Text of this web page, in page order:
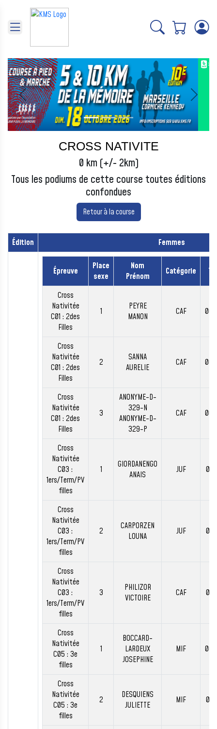
Précédent Suivant
CROSS NATIVITE
0 km (+/- 2km)
Tous les podiums de cette course toutes éditions
confondues
Retour à la course
Édition Femmes
Épreuve
Place
sexe
Nom
Prénom
Catégorie
Cross
Nativitée
C01 : 2des
Filles
1
PEYRE
MANON
CAF
Cross
Nativitée
C01 : 2des
Filles
2
SANNA
AURELIE
CAF
Cross
Nativitée
C01 : 2des
Filles
3
ANONYME-D-
329-N
ANONYME-D-
329-P
CAF
Cross
Nativitée
C03 :
1ers/Term/PV
filles
1
GIORDANENGO
ANAIS
JUF
Cross
Nativitée
C03 :
1ers/Term/PV
filles
2
CARPORZEN
LOUNA
JUF
Cross
Nativitée
C03 :
1ers/Term/PV
filles
3
PHILIZOR
VICTOIRE
CAF
Cross
Nativitée
C05 : 3e
filles
1
BOCCARD-
LARDEUX
JOSEPHINE
MIF
Cross
Nativitée
C05 : 3e
filles
2
DESQUIENS
JULIETTE
MIF
Panneau de gestion des cookies